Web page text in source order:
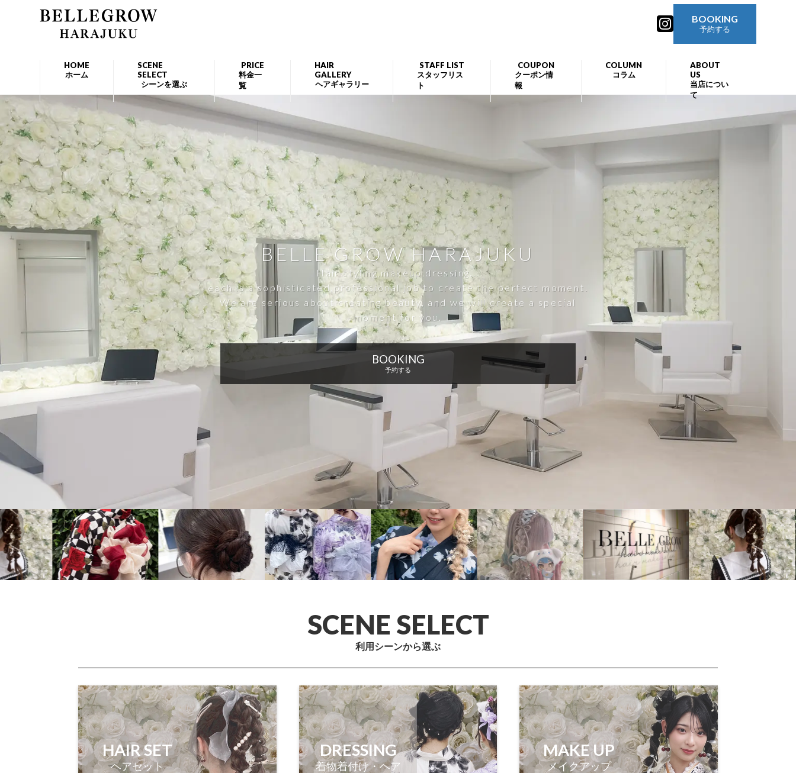
BOOKING
予約する
HOME
ホーム
SCENE
SELECT
シーンを選ぶ
PRICE
料金一
覧
HAIR
GALLERY
ヘアギャラリー
STAFF LIST
スタッフリス
ト
COUPON
クーポン情
報
COLUMN
コラム
ABOUT
US
当店につい
て
BELLE GROW HARAJUKU
Hair styling,makeup,dressing...
each is a sophisticated,professional job to create the perfect moment.
We are serious about creating beauty, and we will create a special
moment for you.
BOOKING
予約する
SCENE SELECT
利用シーンから選ぶ
HAIR SET
ヘアセット
DRESSING
着物着付け・ヘア
MAKE UP
メイクアップ